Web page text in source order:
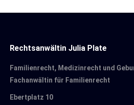
Rechtsanwältin Julia Plate
Familienrecht, Medizinrecht und
Fachanwältin für Familienrecht
Ebertplatz 10